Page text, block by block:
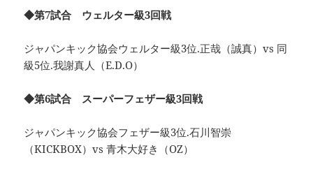
◆第7試合 ウェルター級3回戦
ジャパンキック協会ウェルター級3位.正哉（誠真）vs 同
級5位.我謝真人（E.D.O）
◆第6試合 スーパーフェザー級3回戦
ジャパンキック協会フェザー級3位.石川智崇
（KICKBOX）vs 青木大好き（OZ）